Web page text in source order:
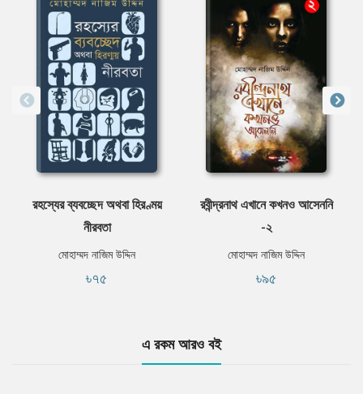
রহস্যের ব্যবচ্ছেদ অথবা হিরণ্ময়
নীরবতা
মোহাম্মদ নাজিম উদ্দিন
৳৭৫
রবীন্দ্রনাথ এখানে কখনও আসেননি
-২
মোহাম্মদ নাজিম উদ্দিন
৳৯৫
এ রকম আরও বই